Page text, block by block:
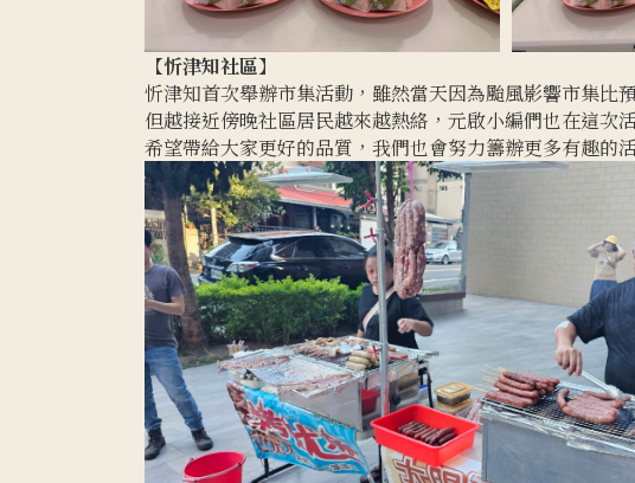
【忻津知社區】
忻津知首次舉辦市集活動，雖然當天因為颱風影響市集比
但越接近傍晚社區居民越來越熱絡，元啟小編們也在這次
希望帶給大家更好的品質，我們也會努力籌辦更多有趣的